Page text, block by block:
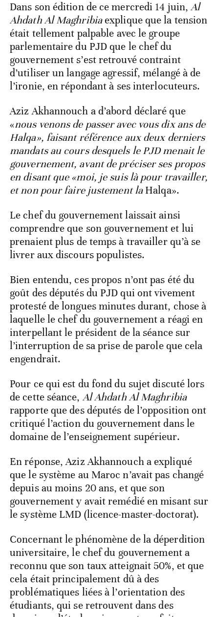
Dans son édition de ce mercredi 14 juin,Al
Ahdath Al Maghribiaexplique que la tension
était tellement palpable avec le groupe
parlementaire du PJD que le chef du
gouvernement s’est retrouvé contraint
d’utiliser un langage agressif, mélangé à de
l’ironie, en répondant à ses interlocuteurs.
Aziz Akhannouch a d’abord déclaré que
«nous venons de passer avec vous dix ans de
Halqa», faisant référence aux deux derniers
mandats au cours desquels le PJD menait le
gouvernement, avant de préciser ses propos
en disant que «moi, je suis là pour travailler,
et non pour faire justement laHalqa».
Le chef du gouvernement laissait ainsi
comprendre que son gouvernement et lui
prenaient plus de temps à travailler qu’à se
livrer aux discours populistes.
Bien entendu, ces propos n’ont pas été du
goût des députés du PJD qui ont vivement
protesté de longues minutes durant, chose à
laquelle le chef du gouvernement a réagi en
interpellant le président de la séance sur
l’interruption de sa prise de parole que cela
engendrait.
Pour ce qui est du fond du sujet discuté lors
de cette séance,Al Ahdath Al Maghribia
rapporte que des députés de l’opposition ont
critiqué l’action du gouvernement dans le
domaine de l’enseignement supérieur.
En réponse, Aziz Akhannouch a expliqué
que le système au Maroc n’avait pas changé
depuis au moins 20 ans, et que son
gouvernement y avait remédié en misant sur
le système LMD (licence-master-doctorat).
Concernant le phénomène de la déperdition
universitaire, le chef du gouvernement a
reconnu que son taux atteignait 50%, et que
cela était principalement dû à des
problématiques liées à l’orientation des
étudiants, qui se retrouvent dans des